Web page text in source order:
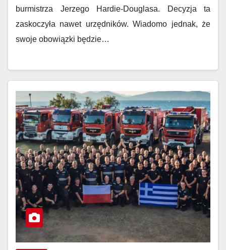
burmistrza Jerzego Hardie-Douglasa. Decyzja ta
zaskoczyła nawet urzędników. Wiadomo jednak, że
swoje obowiązki będzie…